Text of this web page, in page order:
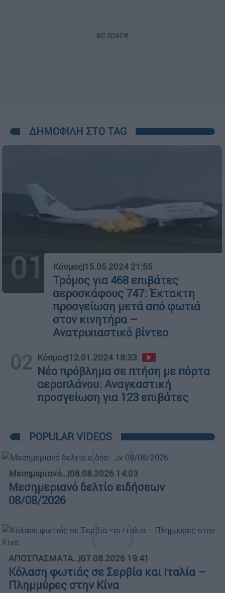
ΔΗΜΟΦΙΛΗ ΣΤΟ TAG
01 Κόσμος|15.05.2024 21:55
Τρόμος για 468 επιβάτες
αεροσκάφους 747: Έκτακτη
προσγείωση μετά από φωτιά
στον κινητήρα –
Ανατριχιαστικό βίντεο
02 Κόσμος|12.01.2024 18:33
Νέο πρόβλημα σε πτήση με πόρτα
αεροπλάνου: Αναγκαστική
προσγείωση για 123 επιβάτες
POPULAR VIDEOS
Μεσημεριανό...|08.08.2026 14:03
Μεσημεριανό δελτίο ειδήσεων
08/08/2026
ΑΠΟΣΠΑΣΜΑΤΑ...|07.08.2026 19:41
Κόλαση φωτιάς σε Σερβία και Ιταλία –
Πλημμύρες στην Κίνα